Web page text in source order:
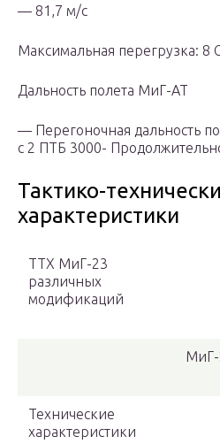
— 81,7 м/с
Максимальная перегрузка: 8
Дальность полета МиГ-АТ
— Перегоночная дальность
с 2 ПТБ 3000-
Тактико-
характеристики
ТТХ МиГ-23
различных
модификаций
Технические
характеристики